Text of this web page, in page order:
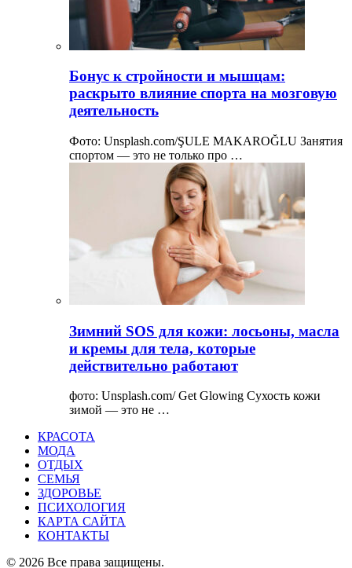
Бонус к стройности и мышцам:
раскрыто влияние спорта на мозговую
деятельность
Фото: Unsplash.com/ŞULE MAKAROĞLU Занятия
спортом — это не только про …
Зимний SOS для кожи: лосьоны, масла
и кремы для тела, которые
действительно работают
фото: Unsplash.com/ Get Glowing Сухость кожи
зимой — это не …
КРАСОТА
МОДА
ОТДЫХ
СЕМЬЯ
ЗДОРОВЬЕ
ПСИХОЛОГИЯ
КАРТА САЙТА
КОНТАКТЫ
© 2026 Все права защищены.